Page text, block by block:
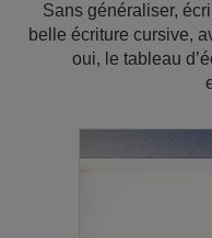
Sans généraliser,
belle écriture cursive,
oui, le tableau